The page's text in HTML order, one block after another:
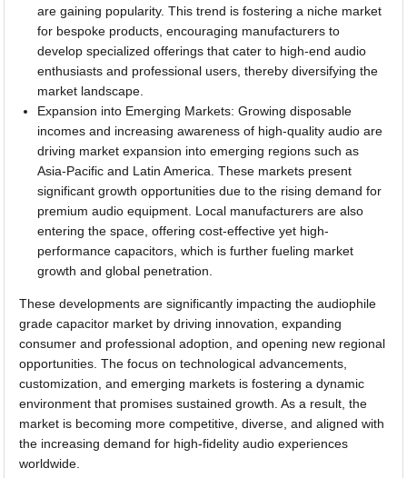
are gaining popularity. This trend is fostering a niche market
for bespoke products, encouraging manufacturers to
develop specialized offerings that cater to high-end audio
enthusiasts and professional users, thereby diversifying the
market landscape.
Expansion into Emerging Markets: Growing disposable
incomes and increasing awareness of high-quality audio are
driving market expansion into emerging regions such as
Asia-Pacific and Latin America. These markets present
significant growth opportunities due to the rising demand for
premium audio equipment. Local manufacturers are also
entering the space, offering cost-effective yet high-
performance capacitors, which is further fueling market
growth and global penetration.
These developments are significantly impacting the audiophile
grade capacitor market by driving innovation, expanding
consumer and professional adoption, and opening new regional
opportunities. The focus on technological advancements,
customization, and emerging markets is fostering a dynamic
environment that promises sustained growth. As a result, the
market is becoming more competitive, diverse, and aligned with
the increasing demand for high-fidelity audio experiences
worldwide.